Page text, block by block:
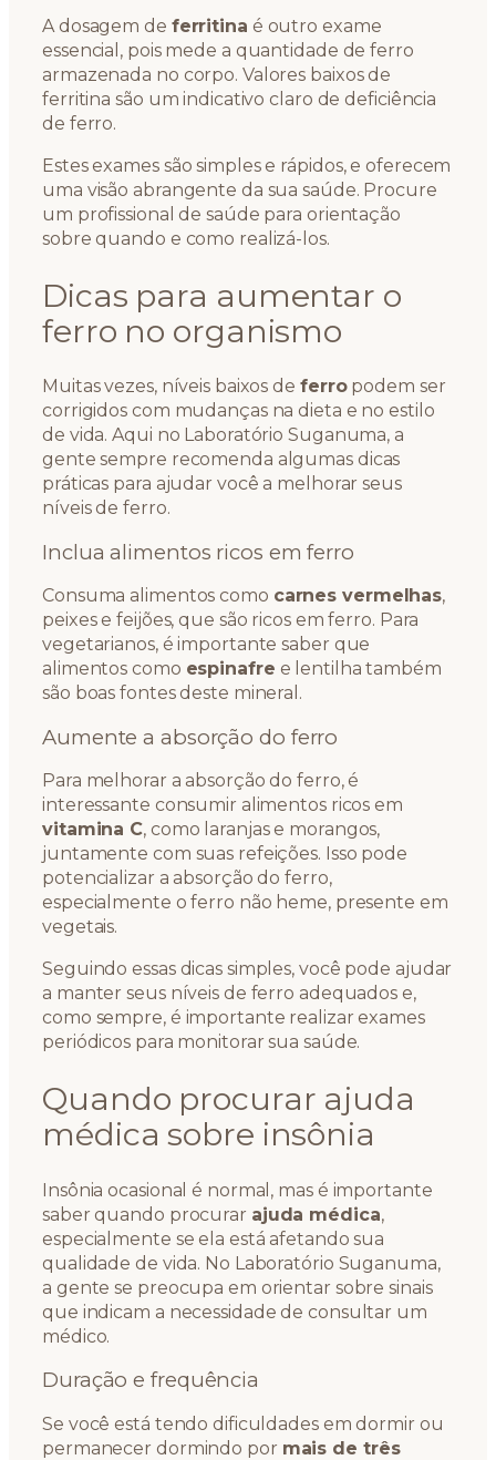
A dosagem de ferritina é outro exame
essencial, pois mede a quantidade de ferro
armazenada no corpo. Valores baixos de
ferritina são um indicativo claro de deficiência
de ferro.
Estes exames são simples e rápidos, e oferecem
uma visão abrangente da sua saúde. Procure
um profissional de saúde para orientação
sobre quando e como realizá-los.
Dicas para aumentar o
ferro no organismo
Muitas vezes, níveis baixos de ferropodem ser
corrigidos com mudanças na dieta e no estilo
de vida. Aqui no Laboratório Suganuma, a
gente sempre recomenda algumas dicas
práticas para ajudar você a melhorar seus
níveis de ferro.
Inclua alimentos ricos em ferro
Consuma alimentos como carnes vermelhas,
peixes e feijões, que são ricos em ferro. Para
vegetarianos, é importante saber que
alimentos como espinafre e lentilha também
são boas fontes deste mineral.
Aumente a absorção do ferro
Para melhorar a absorção do ferro, é
interessante consumir alimentos ricos em
vitamina C, como laranjas e morangos,
juntamente com suas refeições. Isso pode
potencializar a absorção do ferro,
especialmente o ferro não heme, presente em
vegetais.
Seguindo essas dicas simples, você pode ajudar
a manter seus níveis de ferro adequados e,
como sempre, é importante realizar exames
periódicos para monitorar sua saúde.
Quando procurar ajuda
médica sobre insônia
Insônia ocasional é normal, mas é importante
saber quando procurar ajuda médica,
especialmente se ela está afetando sua
qualidade de vida. No Laboratório Suganuma,
a gente se preocupa em orientar sobre sinais
que indicam a necessidade de consultar um
médico.
Duração e frequência
Se você está tendo dificuldades em dormir ou
permanecer dormindo por mais de três